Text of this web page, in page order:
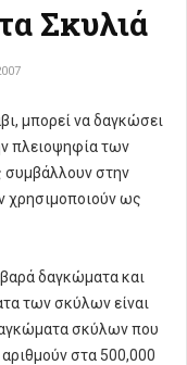
Σκυλιά
μπορεί να δαγκώσει
πλειοψηφία των
συμβάλλουν στην
χρησιμοποιούν ως
δαγκώματα και
των σκύλων είναι
σκύλων που
στα 500,000